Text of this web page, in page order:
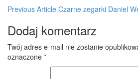
Post
navigation
Previous Article Czarne zegarki Daniel
Dodaj komentarz
Twój adres e-mail nie zostanie
oznaczone *